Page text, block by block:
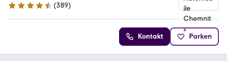
4.7 Sterne
(389)
Kontakt Parken